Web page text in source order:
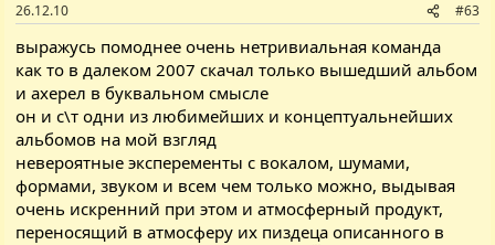
26.12.10 #63
выражусь помоднее очень нетривиальная команда
как то в далеком 2007 скачал только вышедший альбом
и ахерел в буквальном смысле
он и с\т одни из любимейших и концептуальнейших
альбомов на мой взгляд
невероятные эксперементы с вокалом, шумами,
формами, звуком и всем чем только можно, выдывая
очень искренний при этом и атмосферный продукт,
переносящий в атмосферу их пиздеца описанного в